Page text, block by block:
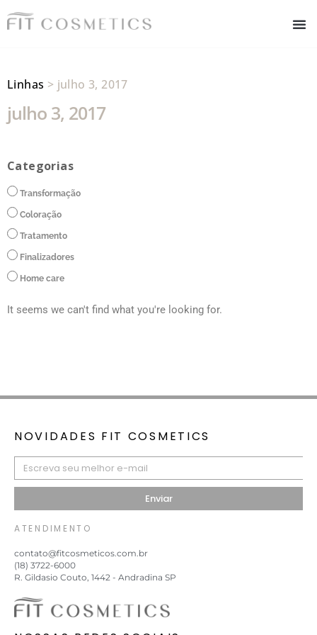
Linhas > julho 3, 2017
julho 3, 2017
Categorias
Transformação
Coloração
Tratamento
Finalizadores
Home care
It seems we can't find what you're looking for.
NOVIDADES FIT COSMETICS
Enviar
ATENDIMENTO
contato@fitcosmeticos.com.br
(18) 3722-6000
R. Gildasio Couto, 1442 - Andradina SP